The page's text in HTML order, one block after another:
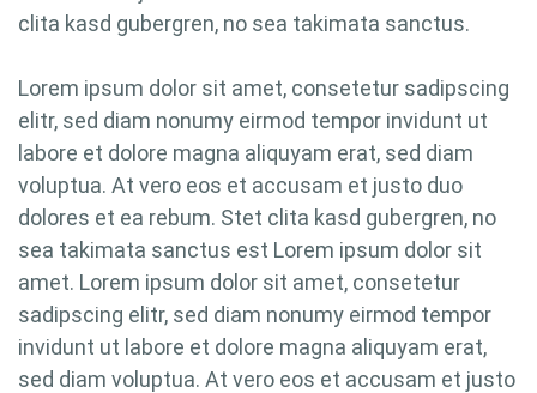
clita kasd gubergren, no sea takimata sanctus.
Lorem ipsum dolor sit amet, consetetur sadipscing
elitr, sed diam nonumy eirmod tempor invidunt ut
labore et dolore magna aliquyam erat, sed diam
voluptua. At vero eos et accusam et justo duo
dolores et ea rebum. Stet clita kasd gubergren, no
sea takimata sanctus est Lorem ipsum dolor sit
amet. Lorem ipsum dolor sit amet, consetetur
sadipscing elitr, sed diam nonumy eirmod tempor
invidunt ut labore et dolore magna aliquyam erat,
sed diam voluptua. At vero eos et accusam et justo